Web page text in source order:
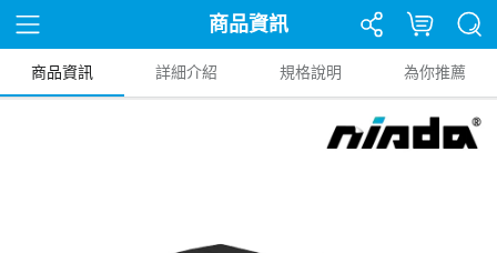
商品資訊
商品資訊 詳細介紹 規格說明 為你推薦